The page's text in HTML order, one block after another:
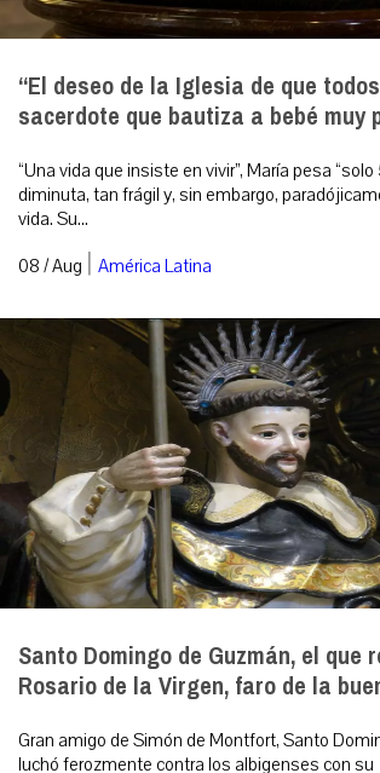
“El deseo de la Iglesia de que
sacerdote que bautiza a bebé muy
“Una vida que insiste en vivir”, María pesa
diminuta, tan frágil y, sin embargo,
vida. Su...
08 / Aug | América Latina
Santo Domingo de Guzmán, el que
Rosario de la Virgen, faro de la
Gran amigo de Simón de Montfort, Santo
luchó ferozmente contra los albigenses con